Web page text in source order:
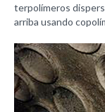
terpolímeros
arriba usando